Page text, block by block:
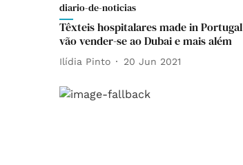
diario-de-noticias
Têxteis hospitalares made in Portugal
vão vender-se ao Dubai e mais além
Ilídia Pinto 20 Jun 2021